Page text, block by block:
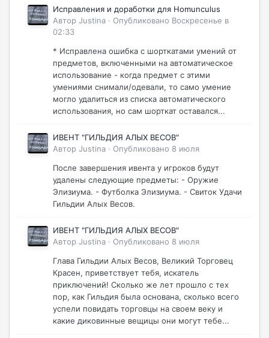
Исправления и доработки для Homunculus
Автор Justina · Опубликовано Воскресенье в
02:33
* Исправлена ошибка с шорткатами умений от
предметов, включенными на автоматическое
использование - когда предмет с этими
умениями снимали/одевали, то само умение
могло удалиться из списка автоматического
использования, но сам шорткат оставался...
ИВЕНТ "ГИЛЬДИЯ АЛЫХ ВЕСОВ"
Автор Justina · Опубликовано 8 июля
После завершения ивента у игроков будут
удалены следующие предметы: - Оружие
Элизиума. - Футболка Элизиума. - Свиток Удачи
Гильдии Алых Весов.
ИВЕНТ "ГИЛЬДИЯ АЛЫХ ВЕСОВ"
Автор Justina · Опубликовано 8 июля
Глава Гильдии Алых Весов, Великий Торговец
Красен, приветствует тебя, искатель
приключений! Сколько же лет прошло с тех
пор, как Гильдия была основана, сколько всего
успели повидать торговцы на своем веку и
какие диковинные вещицы они могут тебе...